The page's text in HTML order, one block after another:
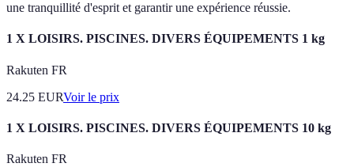
une tranquillité d'esprit et garantir une expérience réussie.
1 X LOISIRS. PISCINES. DIVERS ÉQUIPEMENTS 1 kg
Rakuten FR
24.25 EURVoir le prix
1 X LOISIRS. PISCINES. DIVERS ÉQUIPEMENTS 10 kg
Rakuten FR